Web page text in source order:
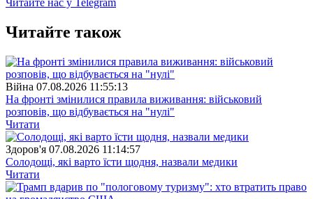
Читайте нас у Telegram
Читайте також
Війна 07.08.2026 11:55:13
На фронті змінилися правила виживання: військовий
розповів, що відбувається на "нулі"
Читати
Здоров'я 07.08.2026 11:14:57
Солодощі, які варто їсти щодня, назвали медики
Читати